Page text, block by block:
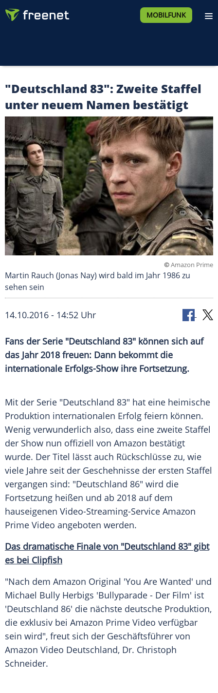
MOBILFUNK
"Deutschland 83": Zweite Staffel
unter neuem Namen bestätigt
©Amazon Prime
Martin Rauch (Jonas Nay) wird bald im Jahr 1986 zu
sehen sein
14.10.2016 - 14:52 Uhr
Fans der Serie "Deutschland 83" können sich auf
das Jahr 2018 freuen: Dann bekommt die
internationale Erfolgs-Show ihre Fortsetzung.
Mit der Serie "Deutschland 83" hat eine heimische
Produktion internationalen Erfolg feiern können.
Wenig verwunderlich also, dass eine zweite Staffel
der Show nun offiziell von Amazon bestätigt
wurde. Der Titel lässt auch Rückschlüsse zu, wie
viele Jahre seit der Geschehnisse der ersten Staffel
vergangen sind: "Deutschland 86" wird die
Fortsetzung heißen und ab 2018 auf dem
hauseigenen Video-Streaming-Service Amazon
Prime Video angeboten werden.
Das dramatische Finale von "Deutschland 83" gibt
es bei Clipfish
"Nach dem Amazon Original 'You Are Wanted' und
Michael Bully Herbigs 'Bullyparade - Der Film' ist
'Deutschland 86' die nächste deutsche Produktion,
die exklusiv bei Amazon Prime Video verfügbar
sein wird", freut sich der Geschäftsführer von
Amazon Video Deutschland, Dr. Christoph
Schneider.